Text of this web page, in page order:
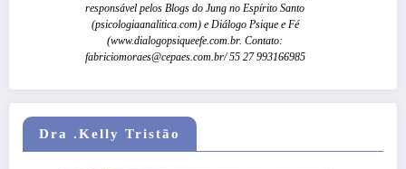
responsável pelos Blogs do Jung no Espírito Santo
(psicologiaanalitica.com) e Diálogo Psique e Fé
(www.dialogopsiqueefe.com.br. Contato:
fabriciomoraes@cepaes.com.br/ 55 27 993166985
Dra .Kelly Tristão